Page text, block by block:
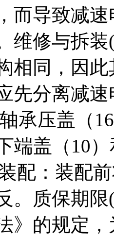
而导致减
维修与拆
相同，因
先分离减
承压盖（
端盖（10
配：装配
。质保期
》的规定